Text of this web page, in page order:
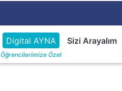
Digital AYNA
Öğrencilerimize Özel
Sizi Arayalım